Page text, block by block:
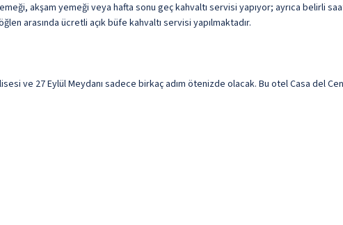
akşam yemeği veya hafta sonu geç kahvaltı servisi yapıyor; ayrıca belirli
arasında ücretli açık büfe kahvaltı servisi yapılmaktadır.
ve 27 Eylül Meydanı sadece birkaç adım ötenizde olacak. Bu otel Casa del